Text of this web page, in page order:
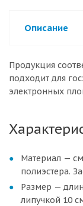
Описание
Продукция
подходит для
электронных
Материал —
полиэстера.
Размер —
липучкой 10